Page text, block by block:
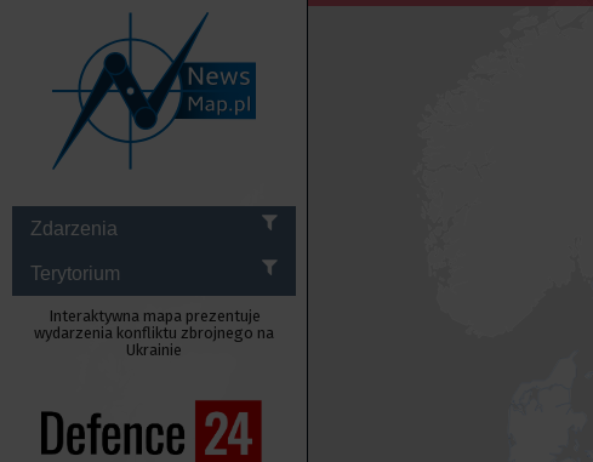
Zdarzenia
Terytorium
Interaktywna mapa prezentuje
wydarzenia konfliktu zbrojnego na
Ukrainie